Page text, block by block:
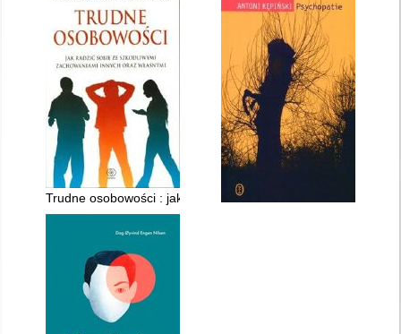
Trudne osobowości : jak radzić sobie ze szkodliwymi